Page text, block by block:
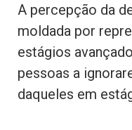
A percepção da
moldada por
estágios
pessoas a
daqueles em